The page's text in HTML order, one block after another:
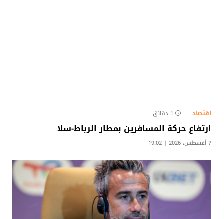
اقتصاد 1 دقائق
ارتفاع حركة المسافرين بمطار الرباط-سلا
7 أغسطس، 2026 | 19:02